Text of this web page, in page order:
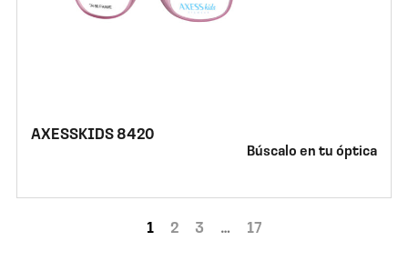
AXESSKIDS 8420
Búscalo en tu óptica
1 2 3 … 17